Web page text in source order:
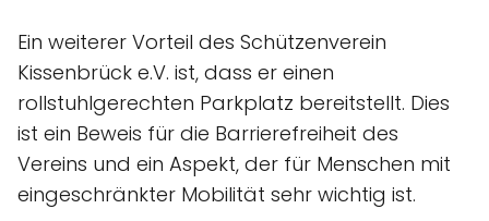
Ein weiterer Vorteil des Schützenverein
Kissenbrück e.V. ist, dass er einen
rollstuhlgerechten Parkplatz bereitstellt. Dies
ist ein Beweis für die Barrierefreiheit des
Vereins und ein Aspekt, der für Menschen mit
eingeschränkter Mobilität sehr wichtig ist.